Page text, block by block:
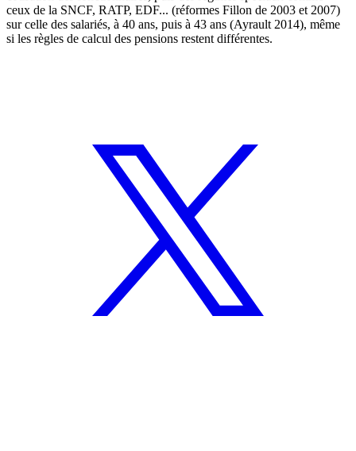
ceux de la SNCF, RATP, EDF... (réformes Fillon de 2003 et 2007)
sur celle des salariés, à 40 ans, puis à 43 ans (Ayrault 2014), même
si les règles de calcul des pensions restent différentes.